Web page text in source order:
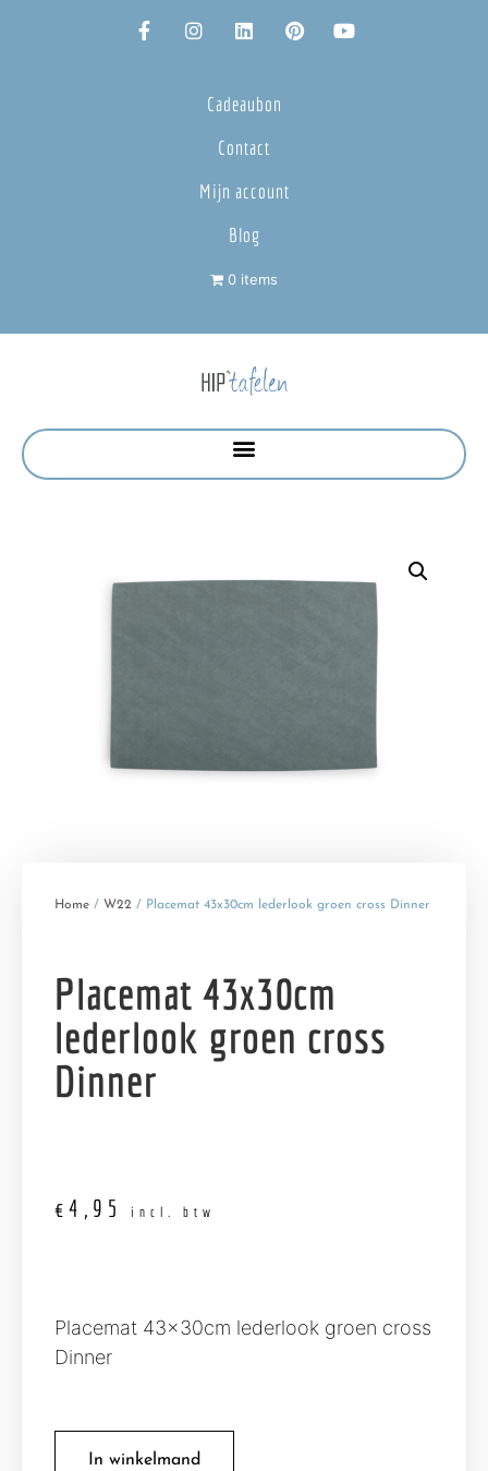
Cadeaubon
Contact
Mijn account
Blog
0 items
Home / W22 / Placemat 43x30cm lederlook groen cross Dinner
Placemat 43x30cm
lederlook groen cross
Dinner
€ 4,95 incl. btw
Placemat 43x30cm lederlook groen cross
Dinner
In winkelmand